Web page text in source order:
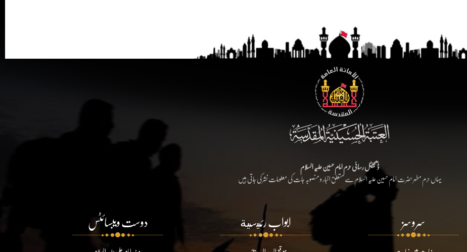
ڈیجیٹل رسائی حرم امام حسین علیہ السلام
یہاں حرم مطہر حضرت امام حسین علیہ السلام سے متعلق اخبار و منصوبہ جات کی معلومات نشر کی جاتی ہیں
سروسز ابواب رئيسية دوست ویبسائٹس